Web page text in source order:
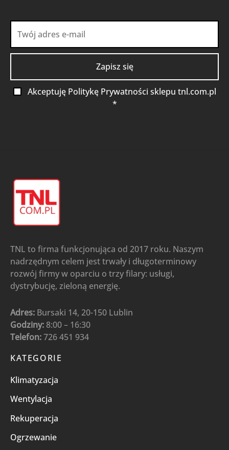
Akceptuję Politykę Prywatności sklepu tnl.com.pl
*
TNL to firma funkcjonująca od 2017 roku. Naszym
nadrzędnym celem jest trwały i długoterminowy
rozwój firmy w oparciu o trzy filary: usługi,
dystrybucję, zieloną energię.
Adres: Bursaki 14, 20-150 Lublin
Godziny: 8:00 – 16:30
Telefon:726 451 934
KATEGORIE
Klimatyzacja
Wentylacja
Rekuperacja
Ogrzewanie